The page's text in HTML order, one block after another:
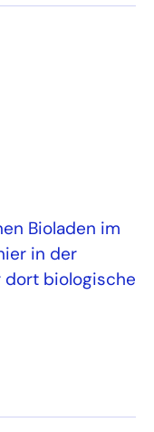
Bioladen im
in der
dort biologische